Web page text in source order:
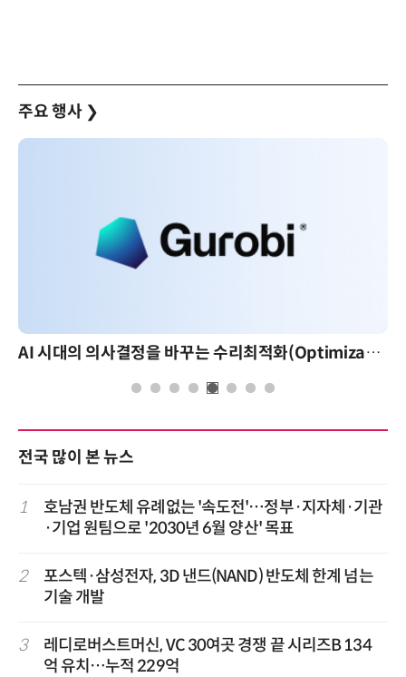
주요 행사 ❯
AI 시대의 의사결정을 바꾸는 수리최적화(Optimization): 실제 산업 적용 사례와 활용 전략
전국 많이 본 뉴스
1
호남권 반도체 유례없는 '속도전'…정부·지자체·기관
·기업 원팀으로 '2030년 6월 양산' 목표
2
포스텍·삼성전자, 3D 낸드(NAND) 반도체 한계 넘는
기술 개발
3
레디로버스트머신, VC 30여곳 경쟁 끝 시리즈B 134
억 유치…누적 229억